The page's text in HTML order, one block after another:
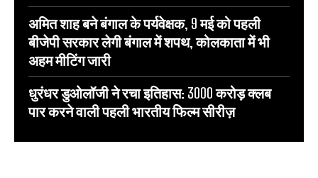
अमित शाह बने बंगाल के पर्यवेक्षक, 9 मई को पहली
बीजेपी सरकार लेगी बंगाल में शपथ, कोलकाता में भी
अहम मीटिंग जारी
धुरंधर डुओलॉजी ने रचा इतिहास: 3000 करोड़ क्लब
पार करने वाली पहली भारतीय फिल्म सीरीज़